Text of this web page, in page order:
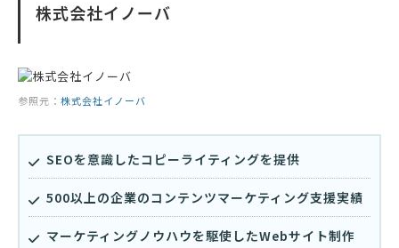
株式会社イノーバ
参照元： 株式会社イノーバ
SEOを意識したコピーライティングを提供
500以上の企業のコンテンツマーケティング支援実績
マーケティングノウハウを駆使したWebサイト制作